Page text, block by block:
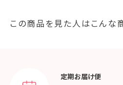
この商品を見た人はこんな
定期お届け便